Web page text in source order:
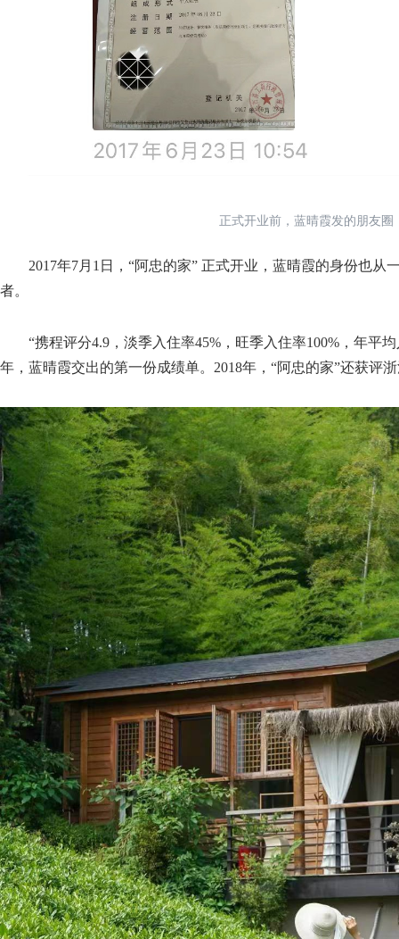
正式开业前，蓝晴霞发的朋友圈
2017年7月1日，“阿忠的家” 正式开业，蓝晴霞的身份也从
者。
“携程评分4.9，淡季入住率45%，旺季入住率100%，年平均
年，蓝晴霞交出的第一份成绩单。2018年，“阿忠的家”还获评